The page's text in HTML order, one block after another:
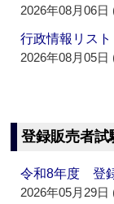
2026年08月06日
行政情報リス
2026年08月05日
登録販売者試
令和8年度 登
2026年05月29日